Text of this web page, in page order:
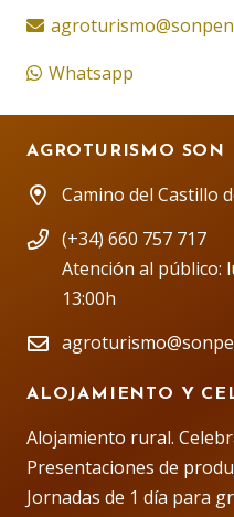
Whatsapp
AGROTURISMO SON
Camino del Castillo
(+34) 660 757 717
Atención al público:
13:00h
ALOJAMIENTO Y
Alojamiento rural.
Presentaciones de
Jornadas de 1 día para